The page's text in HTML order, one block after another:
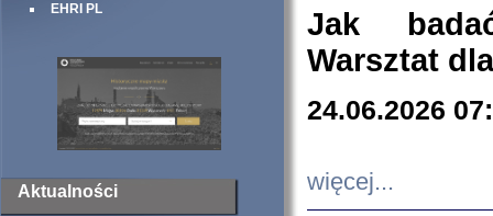
EHRI PL
Aktualności
Jak
Warsztat
24.06.2026
więcej...